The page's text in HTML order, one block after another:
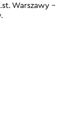
Warszawy –